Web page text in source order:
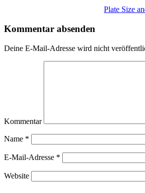
Plate Size
Kommentar absenden
Deine E-Mail-Adresse wird nicht
Kommentar
Name *
E-Mail-Adresse *
Website